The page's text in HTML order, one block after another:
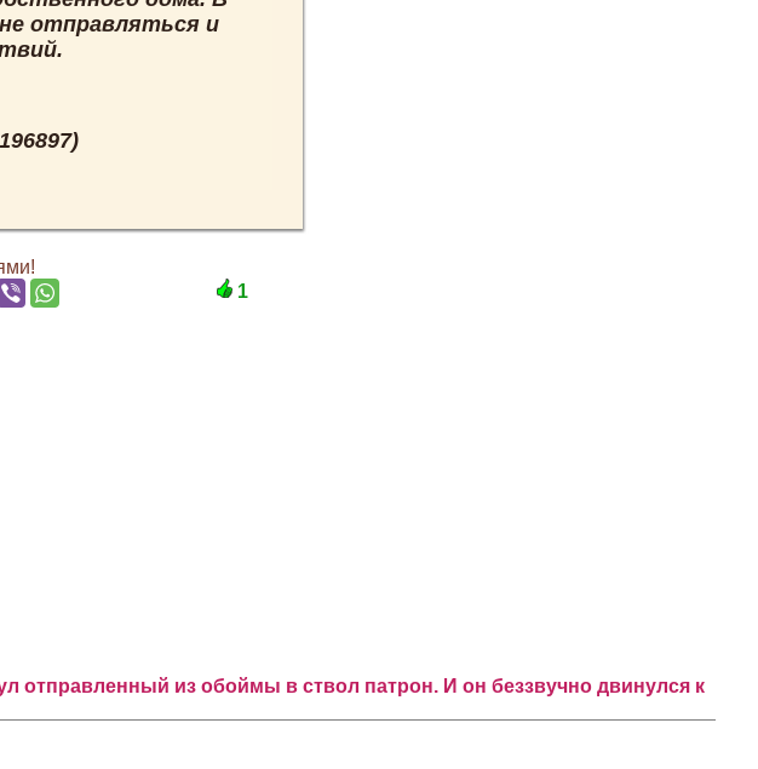
отправляться и
1
отправленный из обоймы в ствол патрон. И он беззвучно двинулся к